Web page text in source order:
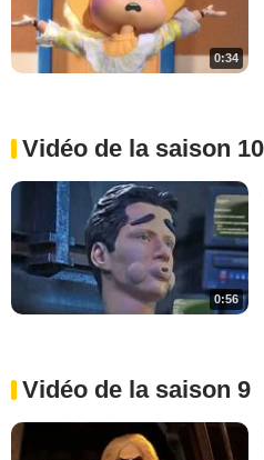
0:34
Vidéo de la saison 10
0:56
Vidéo de la saison 9